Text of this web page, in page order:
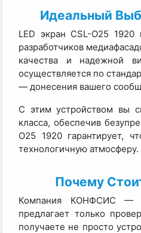
Идеальный
LED экран CSL-O25
разработчиков
качества и надежной
осуществляется по
— донесения вашего
С этим устройством вы
класса, обеспечив
O25 1920 гарантирует,
технологичную атмосферу.
Почему
Компания КОНФСИС —
предлагает только
получаете не просто